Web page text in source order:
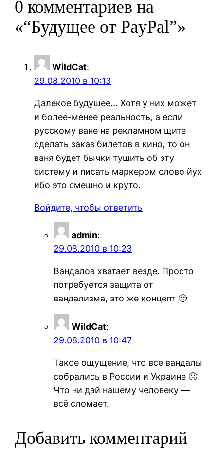
0 комментариев на
«“Будущее от PayPal”»
WildCat:
29.08.2010 в 10:13
Далекое будушее… Хотя у них может
и более-менее реальность, а если
русскому ване на рекламном щите
сделать заказ билетов в кино, то он
ваня будет бычки тушить об эту
систему и писать маркером слово йух
ибо это смешно и круто.
Войдите, чтобы ответить
admin:
29.08.2010 в 10:23
Вандалов хватает везде. Просто
потребуется защита от
вандализма, это же концепт 🙂
WildCat:
29.08.2010 в 10:47
Такое ощущение, что все вандалы
собрались в России и Украине 🙁
Что ни дай нашему человеку —
всё сломает.
Добавить комментарий